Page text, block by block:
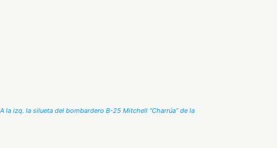
izq. la silueta del bombardero B-25 Mitchell “Charrúa” de la